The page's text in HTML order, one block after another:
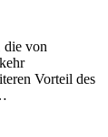
die von
Vorteil des